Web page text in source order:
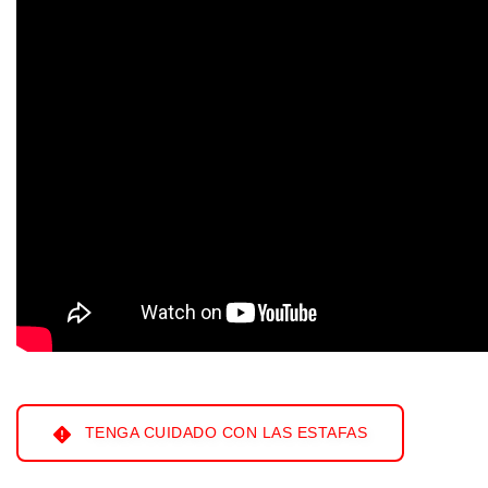
TENGA CUIDADO CON LAS ESTAFAS